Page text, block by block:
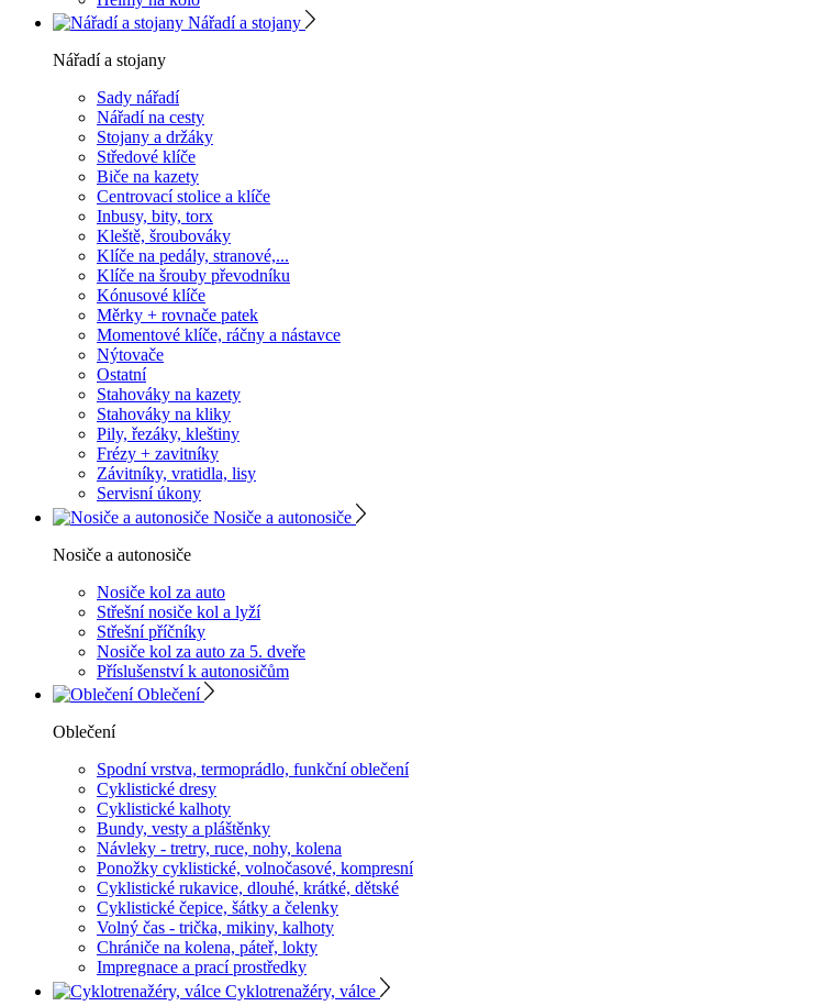
Nářadí a stojany
Nářadí a stojany
Sady nářadí
Nářadí na cesty
Stojany a držáky
Středové klíče
Biče na kazety
Centrovací stolice a klíče
Inbusy, bity, torx
Kleště, šroubováky
Klíče na pedály, stranové,...
Klíče na šrouby převodníku
Kónusové klíče
Měrky + rovnače patek
Momentové klíče, ráčny a nástavce
Nýtovače
Ostatní
Stahováky na kazety
Stahováky na kliky
Pily, řezáky, kleštiny
Frézy + zavitníky
Závitníky, vratidla, lisy
Servisní úkony
Nosiče a autonosiče
Nosiče a autonosiče
Nosiče kol za auto
Střešní nosiče kol a lyží
Střešní příčníky
Nosiče kol za auto za 5. dveře
Příslušenství k autonosičům
Oblečení
Oblečení
Spodní vrstva, termoprádlo, funkční oblečení
Cyklistické dresy
Cyklistické kalhoty
Bundy, vesty a pláštěnky
Návleky - tretry, ruce, nohy, kolena
Ponožky cyklistické, volnočasové, kompresní
Cyklistické rukavice, dlouhé, krátké, dětské
Cyklistické čepice, šátky a čelenky
Volný čas - trička, mikiny, kalhoty
Chrániče na kolena, páteř, lokty
Impregnace a prací prostředky
Cyklotrenažéry, válce